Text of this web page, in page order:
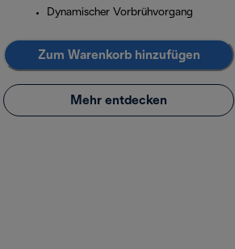
Dynamischer Vorbrühvorgang
Zum Warenkorb hinzufügen
Mehr entdecken